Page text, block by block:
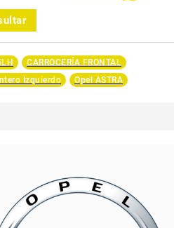
CARROCERÍA FRONTAL
Izquierdo
Opel ASTRA